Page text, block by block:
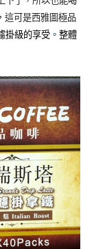
這可是西雅圖極品
掛級的享受 。 整體